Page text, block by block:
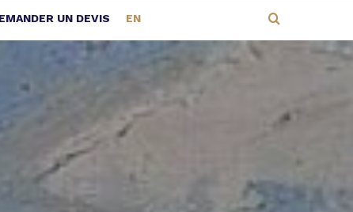
UN DEVIS EN